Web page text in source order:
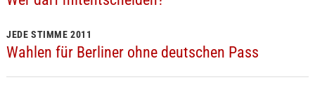
JEDE STIMME 2011
Wahlen für Berliner ohne deutschen Pass